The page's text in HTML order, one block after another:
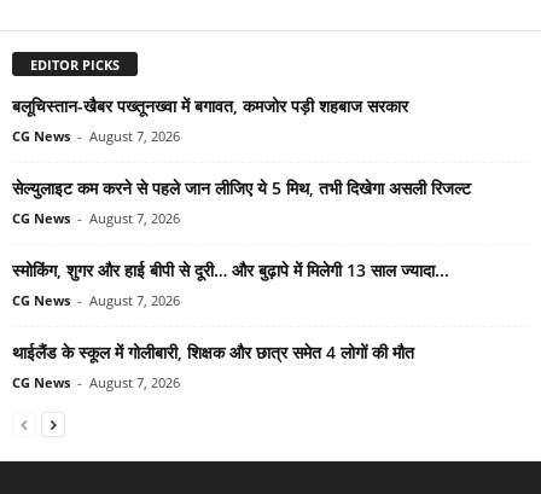
EDITOR PICKS
बलूचिस्तान-खैबर पख्तूनख्वा में बगावत, कमजोर पड़ी शहबाज सरकार
CG News - August 7, 2026
सेल्युलाइट कम करने से पहले जान लीजिए ये 5 मिथ, तभी दिखेगा असली रिजल्ट
CG News - August 7, 2026
स्मोकिंग, शुगर और हाई बीपी से दूरी… और बुढ़ापे में मिलेगी 13 साल ज्यादा...
CG News - August 7, 2026
थाईलैंड के स्कूल में गोलीबारी, शिक्षक और छात्र समेत 4 लोगों की मौत
CG News - August 7, 2026